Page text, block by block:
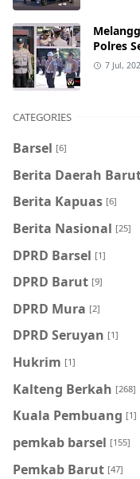
Polres
7 Jul,
CATEGORIES
Barsel [6]
Berita Daerah
Berita Kapuas [6]
Berita Nasional [25]
DPRD Barsel [1]
DPRD Barut [9]
DPRD Mura [2]
DPRD Seruyan [1]
Hukrim [1]
Kalteng Berkah [268]
Kuala Pembuang [1]
pemkab barsel [155]
Pemkab Barut [47]